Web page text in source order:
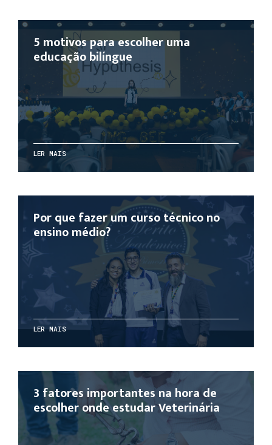
5 motivos para escolher uma
educação bilíngue
LER MAIS
Por que fazer um curso técnico no
ensino médio?
LER MAIS
3 fatores importantes na hora de
escolher onde estudar Veterinária